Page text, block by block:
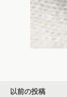
以前の投稿